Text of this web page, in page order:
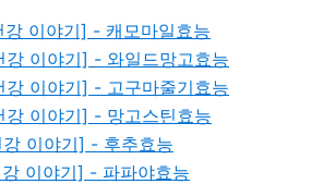
이야기] - 캐모마일효능
이야기] - 와일드망고효능
이야기] - 고구마줄기효능
이야기] - 망고스틴효능
이야기] - 후추효능
이야기] - 파파야효능